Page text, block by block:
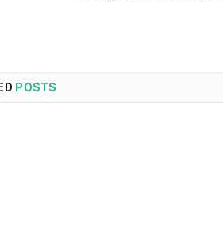
POSTS